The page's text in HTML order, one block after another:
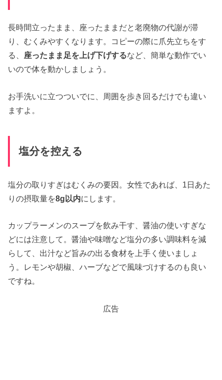
長時間立ったまま、座ったままだと老廃物の代謝が滞
り、むくみやすくなります。コピーの際に爪先立ちをす
る、 座ったまま足を上げ下げするなど、簡単な動作でい
いので体を動かしましょう。
お手洗いに立つついでに、周囲を歩き回るだけでも違い
ますよ。
塩分を控える
塩分の取りすぎはむくみの要因。女性であれば、1日あた
りの摂取量を8g以内にします。
カップラーメンのスープを飲み干す、醤油の使いすぎな
どには注意して。醤油や味噌など塩分の多い調味料を減
らして、出汁など旨みの出る食材を上手く使いましょ
う。レモンや胡椒、ハーブなどで風味づけするのも良い
ですね。
広告